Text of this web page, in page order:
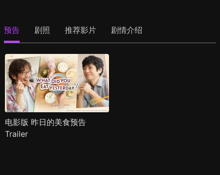
预告 剧照 推荐影片 剧情介绍
电影版 昨日的美食预告
Trailer